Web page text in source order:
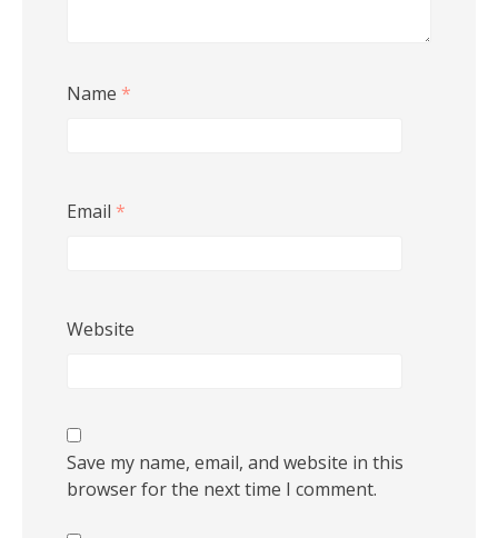
Name *
Email *
Website
Save my name, email, and website in this
browser for the next time I comment.